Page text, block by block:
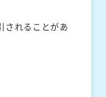
されることがあ